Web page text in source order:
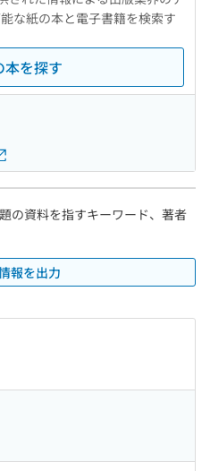
な紙の本と電子書籍を検索す
本を探す
の資料を指すキーワード、著者
報を出力